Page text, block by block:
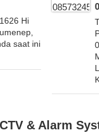
Hi
saat ini
& Alarm